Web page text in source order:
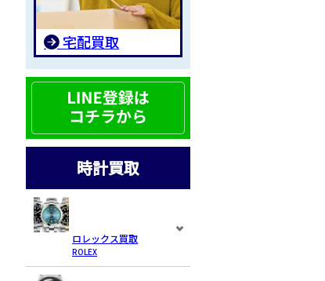
宅配買取
時計買取
ロレックス買取
ROLEX